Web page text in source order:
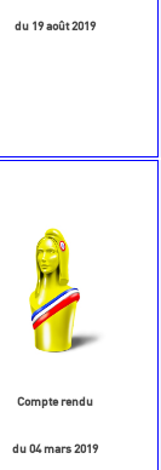
du 19 août 2019
Compte rendu
du 04 mars 2019